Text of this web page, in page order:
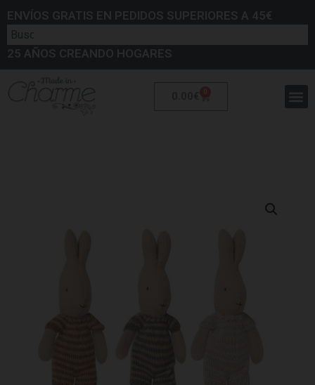
ENVÍOS GRATIS EN PEDIDOS SUPERIORES A 45€
25 AÑOS CREANDO HOGARES